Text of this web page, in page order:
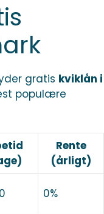
gratis kviklån i
populære
Rente
(årligt)
0%